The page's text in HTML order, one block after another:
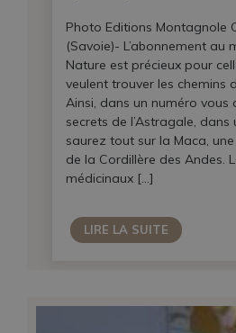
Photo Editions Montagnole
(Savoie)- L’abonnement au
Nature est précieux pour
veulent trouver les chemins
Ainsi, dans un numéro vous
secrets de l’Astragale, dans
saurez tout sur la Maca,
de la Cordillère des Andes.
médicinaux […]
LIRE LA SUITE